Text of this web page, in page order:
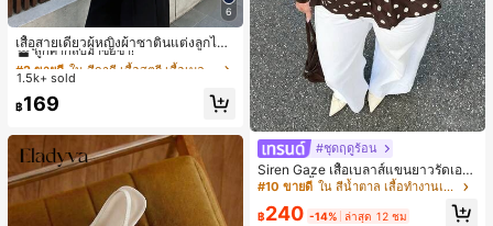
6
เสื้อสายเดี่ยวผู้หญิงผ้าซาตินแต่งลูกไม้
- เสื้อสายเดี่ยวฤดูร้อนสีคากีมีรอยผ่าด้า
นข้างที่น่าดึงดูดแบบสบายๆ
#2 ขายดี
ใน สีกากี เสื้อสตรี เสื้อเบลาส์ & Tee
ลูกค้ากลับมาซื้อซ้ำ!
#2 ขายดี
ลูกค้ากลับมาซื้อซ้ำ!
#2 ขายดี
ลูกค้ากลับมาซื้อซ้ำ!
#2 ขายดี
ใน สีกากี เสื้อสตรี เสื้อเบลาส์ & Tee
1.5k+ sold
฿169
#ชุดฤดูร้อน
Siren Gaze เสื้อเบลาส์แขนยาวรัดเอว
ลายจุดสีน้ำตาลใหม่สำหรับฤดูใบไม้ร่ว
#10 ขายดี ใน สีน้ำตาล เสื้อทำงานเนื้อผ้านุ่ม
฿240 -14% ล่าสุด 12 ชม